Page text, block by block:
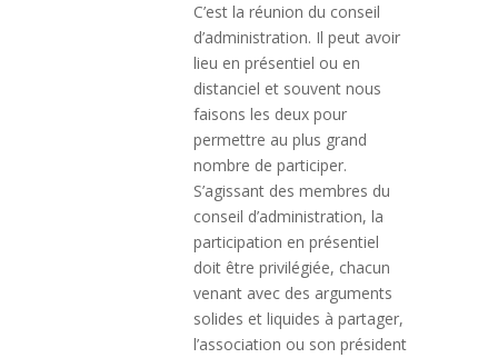
C’est la réunion du conseil
d’administration. Il peut avoir
lieu en présentiel ou en
distanciel et souvent nous
faisons les deux pour
permettre au plus grand
nombre de participer.
S’agissant des membres du
conseil d’administration, la
participation en présentiel
doit être privilégiée, chacun
venant avec des arguments
solides et liquides à partager,
l’association ou son président